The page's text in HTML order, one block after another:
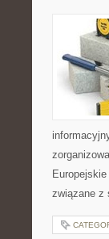
związane z